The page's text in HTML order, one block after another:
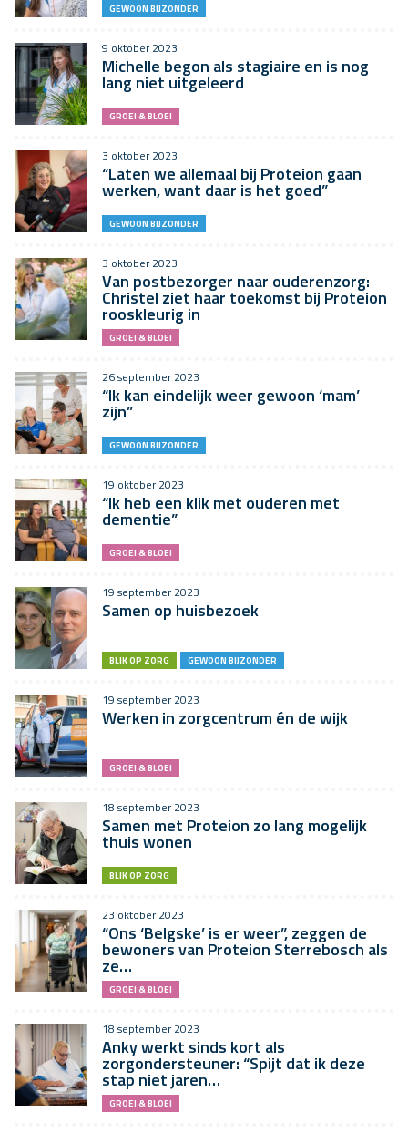
GEWOON BIJZONDER
9 oktober 2023
Michelle begon als stagiaire en is nog
lang niet uitgeleerd
GROEI & BLOEI
3 oktober 2023
“Laten we allemaal bij Proteion gaan
werken, want daar is het goed”
GEWOON BIJZONDER
3 oktober 2023
Van postbezorger naar ouderenzorg:
Christel ziet haar toekomst bij Proteion
rooskleurig in
GROEI & BLOEI
26 september 2023
“Ik kan eindelijk weer gewoon ‘mam’
zijn”
GEWOON BIJZONDER
19 oktober 2023
“Ik heb een klik met ouderen met
dementie”
GROEI & BLOEI
19 september 2023
Samen op huisbezoek
BLIK OP ZORG GEWOON BIJZONDER
19 september 2023
Werken in zorgcentrum én de wijk
GROEI & BLOEI
18 september 2023
Samen met Proteion zo lang mogelijk
thuis wonen
BLIK OP ZORG
23 oktober 2023
“Ons ‘Belgske’ is er weer”, zeggen de
bewoners van Proteion Sterrebosch als
ze…
GROEI & BLOEI
18 september 2023
Anky werkt sinds kort als
zorgondersteuner: “Spijt dat ik deze
stap niet jaren…
GROEI & BLOEI